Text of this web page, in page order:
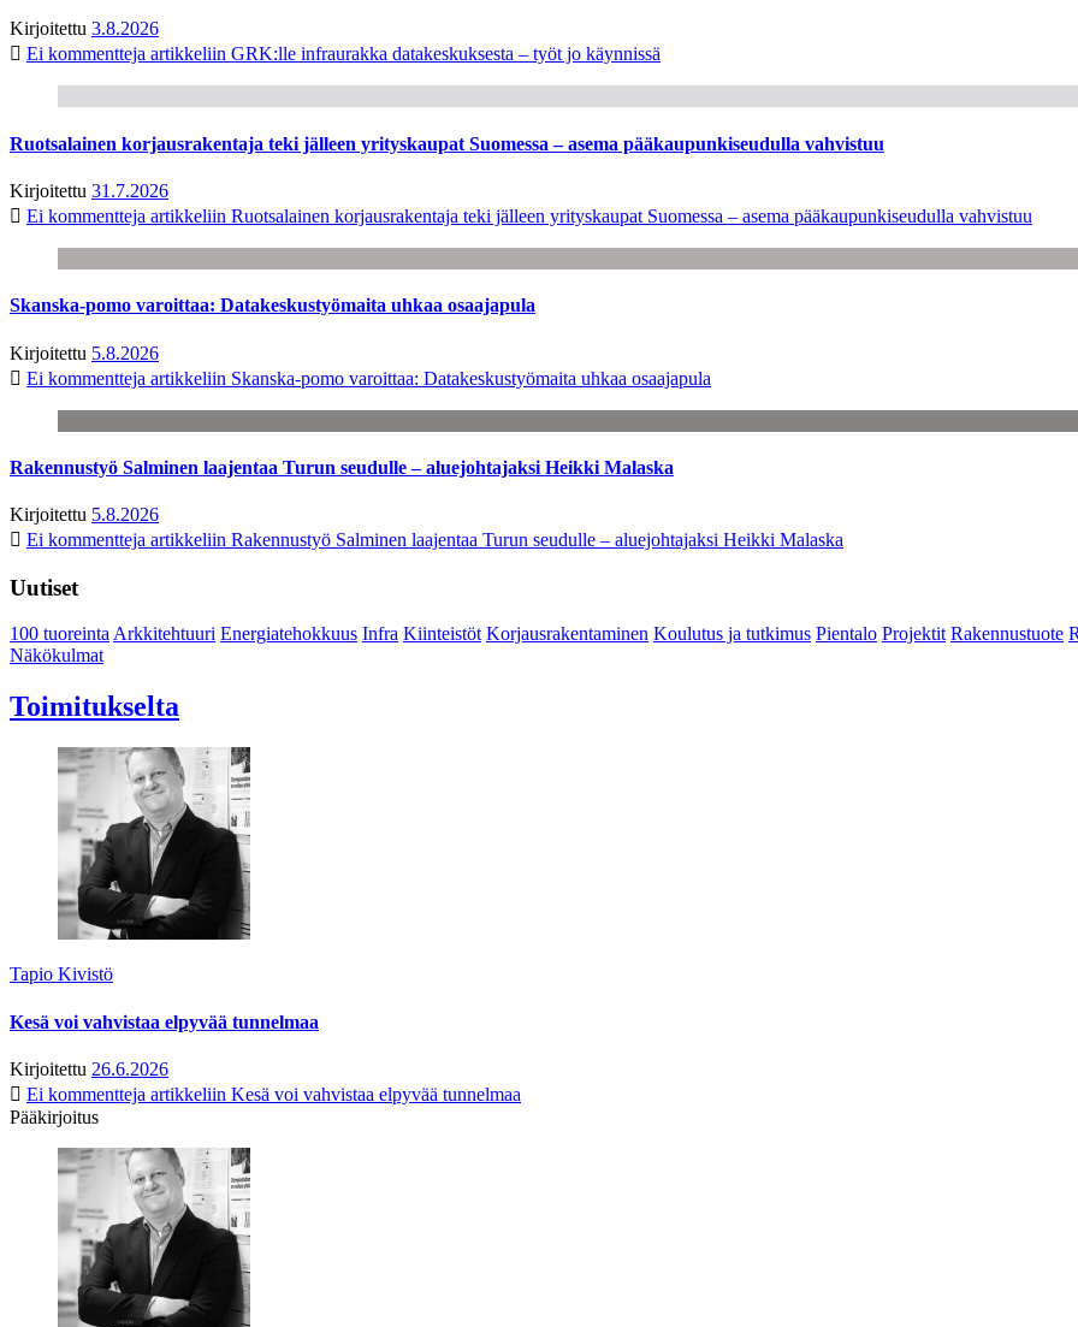
Kirjoitettu 3.8.2026
Ei kommentteja artikkeliin GRK:lle infraurakka datakeskuksesta – työt jo käynnissä
Ruotsalainen korjausrakentaja teki jälleen yrityskaupat Suomessa – asema pääkaupunkiseudulla vahvistuu
Kirjoitettu 31.7.2026
Ei kommentteja artikkeliin Ruotsalainen korjausrakentaja teki jälleen yrityskaupat Suomessa – asema pääkaupunkiseudulla vahvistuu
Skanska-pomo varoittaa: Datakeskustyömaita uhkaa osaajapula
Kirjoitettu 5.8.2026
Ei kommentteja artikkeliin Skanska-pomo varoittaa: Datakeskustyömaita uhkaa osaajapula
Rakennustyö Salminen laajentaa Turun seudulle – aluejohtajaksi Heikki Malaska
Kirjoitettu 5.8.2026
Ei kommentteja artikkeliin Rakennustyö Salminen laajentaa Turun seudulle – aluejohtajaksi Heikki Malaska
Uutiset
100 tuoreintaArkkitehtuuri Energiatehokkuus Infra Kiinteistöt Korjausrakentaminen Koulutus ja tutkimus Pientalo Projektit Rakennustuote
Näkökulmat
Toimitukselta
Tapio Kivistö
Kesä voi vahvistaa elpyvää tunnelmaa
Kirjoitettu 26.6.2026
Ei kommentteja artikkeliin Kesä voi vahvistaa elpyvää tunnelmaa
Pääkirjoitus